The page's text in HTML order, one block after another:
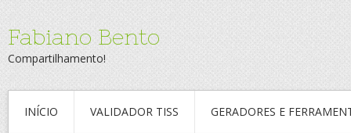
Fabiano Bento
Compartilhamento!
INÍCIO VALIDADOR TISS GERADORES E